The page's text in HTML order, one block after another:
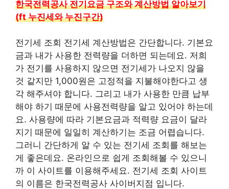
한국전력공사 전기요금 구조와 계산방법 알아보기
(ft 누진세와 누진구간)
전기세 조회 전기세 계산방법은 간단합니다. 기본요
금과 내가 사용한 전력량을 더하면 되는데요. 저희
가 전기를 사용하지 않으면 전기세가 나오지 않을
것 같지만 1,000원은 고정적을 지불해야한다고 생
각 해주셔야 합니다. 그리고 내가 사용한 만큼 납부
해야 하기 때문에 사용전력량을 알고 있어야 하는데
요. 사용량에 따라 기본요금과 적력량 요금이 달라
지기 때문에 일일히 계산하기는 조금 어렵습니다.
그러니 간단하게 알 수 있는 전기세 조회를 해보는
게 좋은데요. 온라인으로 쉽게 조회해볼 수 있으니
까 이 사이트를 이용해주세요. 전기세 조회 사이트
의 이름은 한국전력공사 사이버지점 입니다.